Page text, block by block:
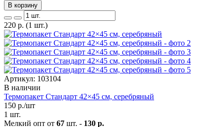
В корзину
220 р. (1 шт.)
Артикул: 103104
В наличии
Термопакет Стандарт 42×45 см, серебряный
150 р./шт
1 шт.
Мелкий опт от 67 шт. - 130 р.